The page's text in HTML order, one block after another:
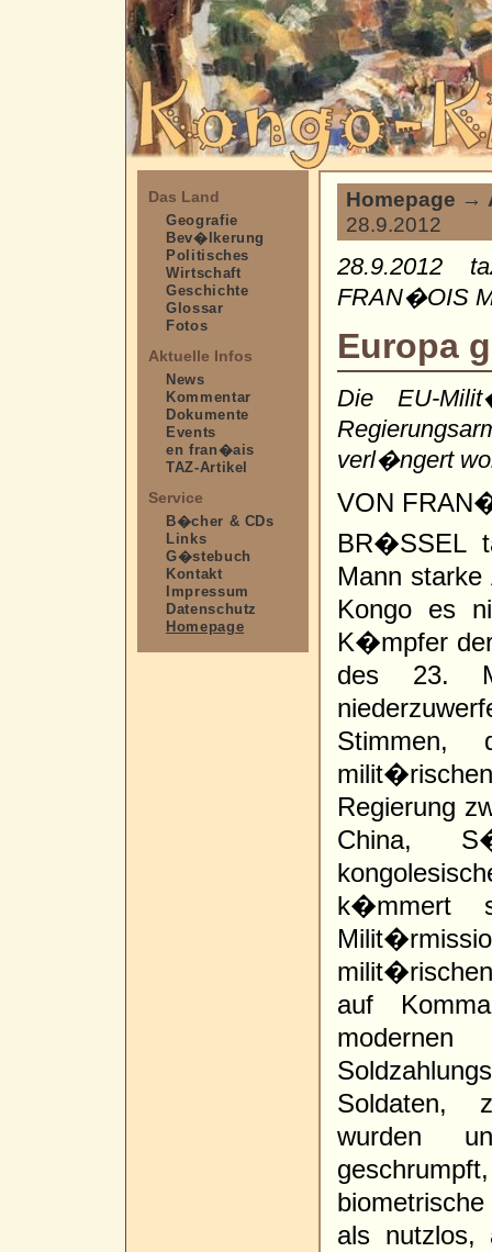
Das Land
Geografie
Bev�lkerung
Politisches
Wirtschaft
Geschichte
Glossar
Fotos
Aktuelle Infos
News
Kommentar
Dokumente
Events
en fran�ais
TAZ-Artikel
Service
B�cher & CDs
Links
G�stebuch
Kontakt
Impressum
Datenschutz
Homepage
Homepage →
28.9.2012
28.9.2012
FRAN�OIS
Europa
Die EU-
verl�ngert
VON
BR�SSEL
Mann
Kongo es
K�mpfer
des 23.
Stimmen,
Regierung
China,
k�mmert
auf
Soldaten,
wurden
als nutzlos,